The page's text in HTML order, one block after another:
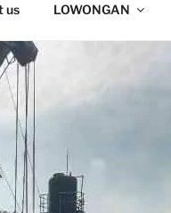
us LOWONGAN